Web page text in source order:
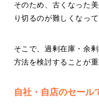
そのため、古くなった
り切るのが難しくなって
そこで、過剰在庫・余
方法を検討することが重
自社・自店のセール